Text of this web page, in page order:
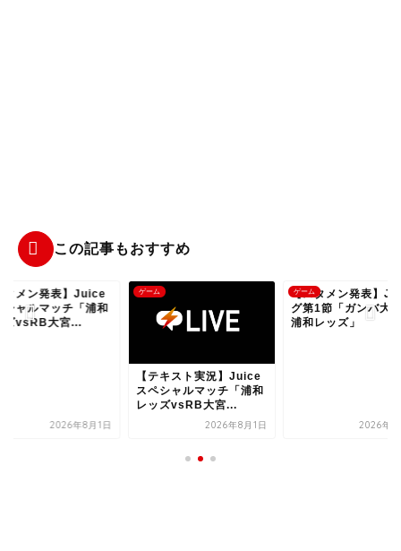
この記事もおすすめ
タメン発表】Juice
シャルマッチ「浦和
ズvsRB大宮...
2026年8月1日
ゲーム
【テキスト実況】Juice
スペシャルマッチ「浦和
レッズvsRB大宮...
2026年8月1日
ゲーム
【スタメン発表】J1
グ第1節「ガンバ大
浦和レッズ」
2026年8